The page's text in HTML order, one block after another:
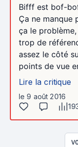
Bifff est bof-
Ça ne manque
ça le
trop de
assez le côté
points de vue
Lire la critique
le 9 août 2016